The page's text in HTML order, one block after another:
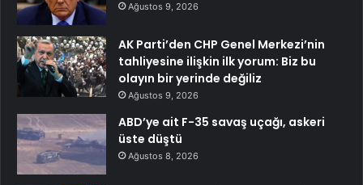
Ağustos 9, 2026
AK Parti’den CHP Genel Merkezi’nin
tahliyesine ilişkin ilk yorum: Biz bu
olayın bir yerinde değiliz
Ağustos 9, 2026
ABD’ye ait F-35 savaş uçağı, askeri
üste düştü
Ağustos 8, 2026